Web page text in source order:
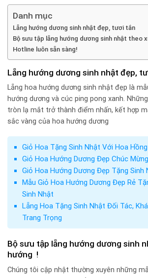
Danh mục
Lẵng hướng dương sinh nhật đẹp, tươi tắn
Bộ sưu tập lẵng hướng dương sinh nhật theo
Hotline luôn sẵn sàng!
Lẵng hướng dương sinh nhật đẹp,
Lẵng hoa hướng dương sinh nhật đẹp là
hướng dương và cúc ping pong xanh.
tròn lạ mắt trở thành điểm nhấn, kết hợp
sắc vàng của hoa hướng dương
Giỏ Hoa Tặng Sinh Nhật Với Hoa
Giỏ Hoa Hướng Dương Đẹp Chúc Mừng
Giỏ Hoa Hướng Dương Đẹp Tặng Sinh
Mẫu Giỏ Hoa Hướng Dương Đẹp Rẻ
Sinh Nhật
Lẵng Hoa Tặng Sinh Nhật Đối Tác,
Trang Trọng
Bộ sưu tập lẵng hướng dương sinh
hướng !
Chúng tôi cập nhật thường xuyên những